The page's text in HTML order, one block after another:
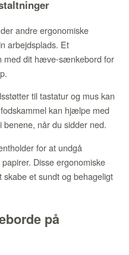
andre ergonomiske
arbejdsplads. Et
med dit hæve-sænkebord for
til tastatur og mus kan
kan hjælpe med
når du sidder ned.
for at undgå
Disse ergonomiske
et sundt og behageligt
på